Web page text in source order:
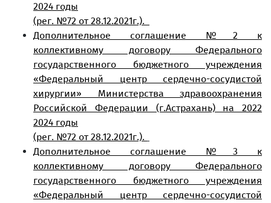
2024 годы
(рег. №72 от 28.12.2021г.).
Дополнительное соглашение №2 к
коллективному договору Федерального
государственного бюджетного учреждения
«Федеральный центр сердечно-сосудистой
хирургии» Министерства здравоохранения
Российской Федерации (г.Астрахань) на 2022
2024 годы
(рег. №72 от 28.12.2021г.).
Дополнительное соглашение №3 к
коллективному договору Федерального
государственного бюджетного учреждения
«Федеральный центр сердечно-сосудистой